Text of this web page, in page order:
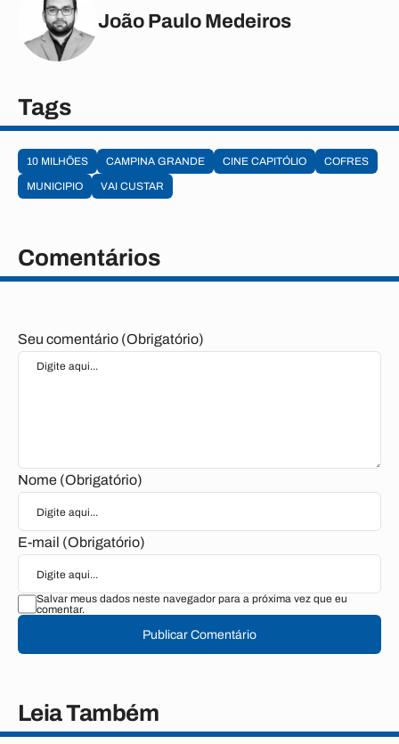
João Paulo Medeiros
Tags
10 MILHÕES CAMPINA GRANDE CINE CAPITÓLIO
COFRES
MUNICIPIO
VAI CUSTAR
Comentários
Seu comentário (Obrigatório)
Nome (Obrigatório)
E-mail (Obrigatório)
Salvar meus dados neste navegador para a próxima vez que eu
comentar.
Publicar Comentário
Leia Também